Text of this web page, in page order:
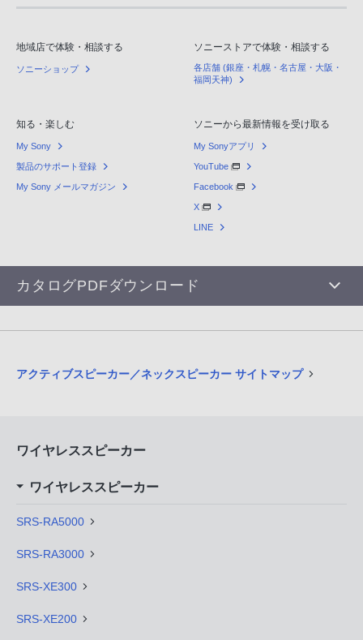
地域店で体験・相談する
ソニーショップ
ソニーストアで体験・相談する
各店舗 (銀座・札幌・名古屋・大阪・
福岡天神)
知る・楽しむ
My Sony
製品のサポート登録
My Sony メールマガジン
ソニーから最新情報を受け取る
My Sonyアプリ
YouTube
Facebook
X
LINE
カタログPDFダウンロード
アクティブスピーカー／ネックスピーカー サイトマップ
ワイヤレススピーカー
ワイヤレススピーカー
SRS-RA5000
SRS-RA3000
SRS-XE300
SRS-XE200